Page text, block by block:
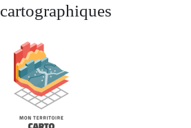
cartographiques